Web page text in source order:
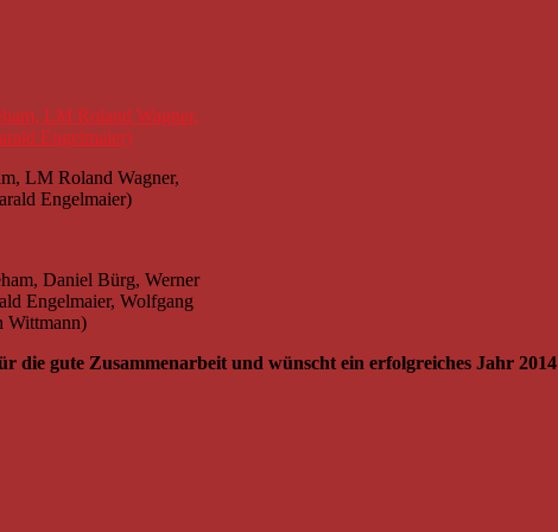
LM Roland Wagner,
Engelmaier)
Daniel Bürg, Werner
Engelmaier, Wolfgang
Wittmann)
die gute Zusammenarbeit und wünscht ein erfolgreiches Jahr